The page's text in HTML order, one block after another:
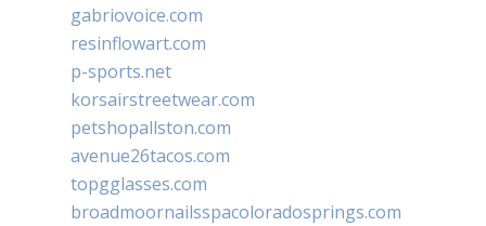
gabriovoice.com
resinflowart.com
p-sports.net
korsairstreetwear.com
petshopallston.com
avenue26tacos.com
topgglasses.com
broadmoornailsspacoloradosprings.com